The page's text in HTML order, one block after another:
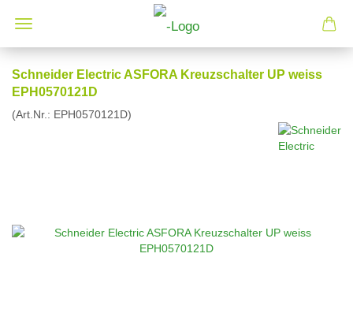
Schneider Electric ASFORA Kreuzschalter UP weiss
EPH0570121D
(Art.Nr.: EPH0570121D)